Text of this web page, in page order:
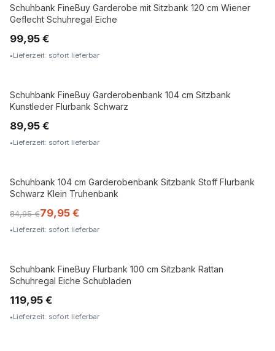
Schuhbank FineBuy Garderobe mit Sitzbank 120 cm Wiener
Geflecht Schuhregal Eiche
99,95 €
Lieferzeit: sofort lieferbar
Schuhbank FineBuy Garderobenbank 104 cm Sitzbank
Kunstleder Flurbank Schwarz
89,95 €
Lieferzeit: sofort lieferbar
Schuhbank 104 cm Garderobenbank Sitzbank Stoff Flurbank
Schwarz Klein Truhenbank
84,95 €79,95 €
Lieferzeit: sofort lieferbar
Schuhbank FineBuy Flurbank 100 cm Sitzbank Rattan
Schuhregal Eiche Schubladen
119,95 €
Lieferzeit: sofort lieferbar